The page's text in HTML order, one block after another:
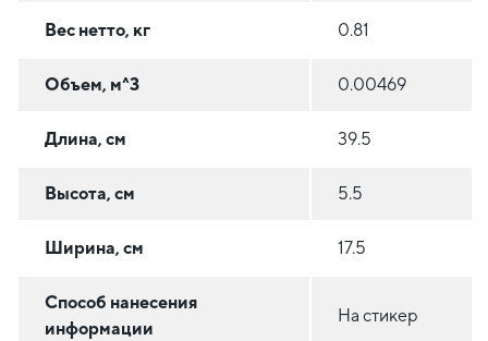
Вес нетто, кг 0.81
Объем, м^3 0.00469
Длина, см 39.5
Высота, см 5.5
Ширина, см 17.5
Способ нанесения
информации
На стикер